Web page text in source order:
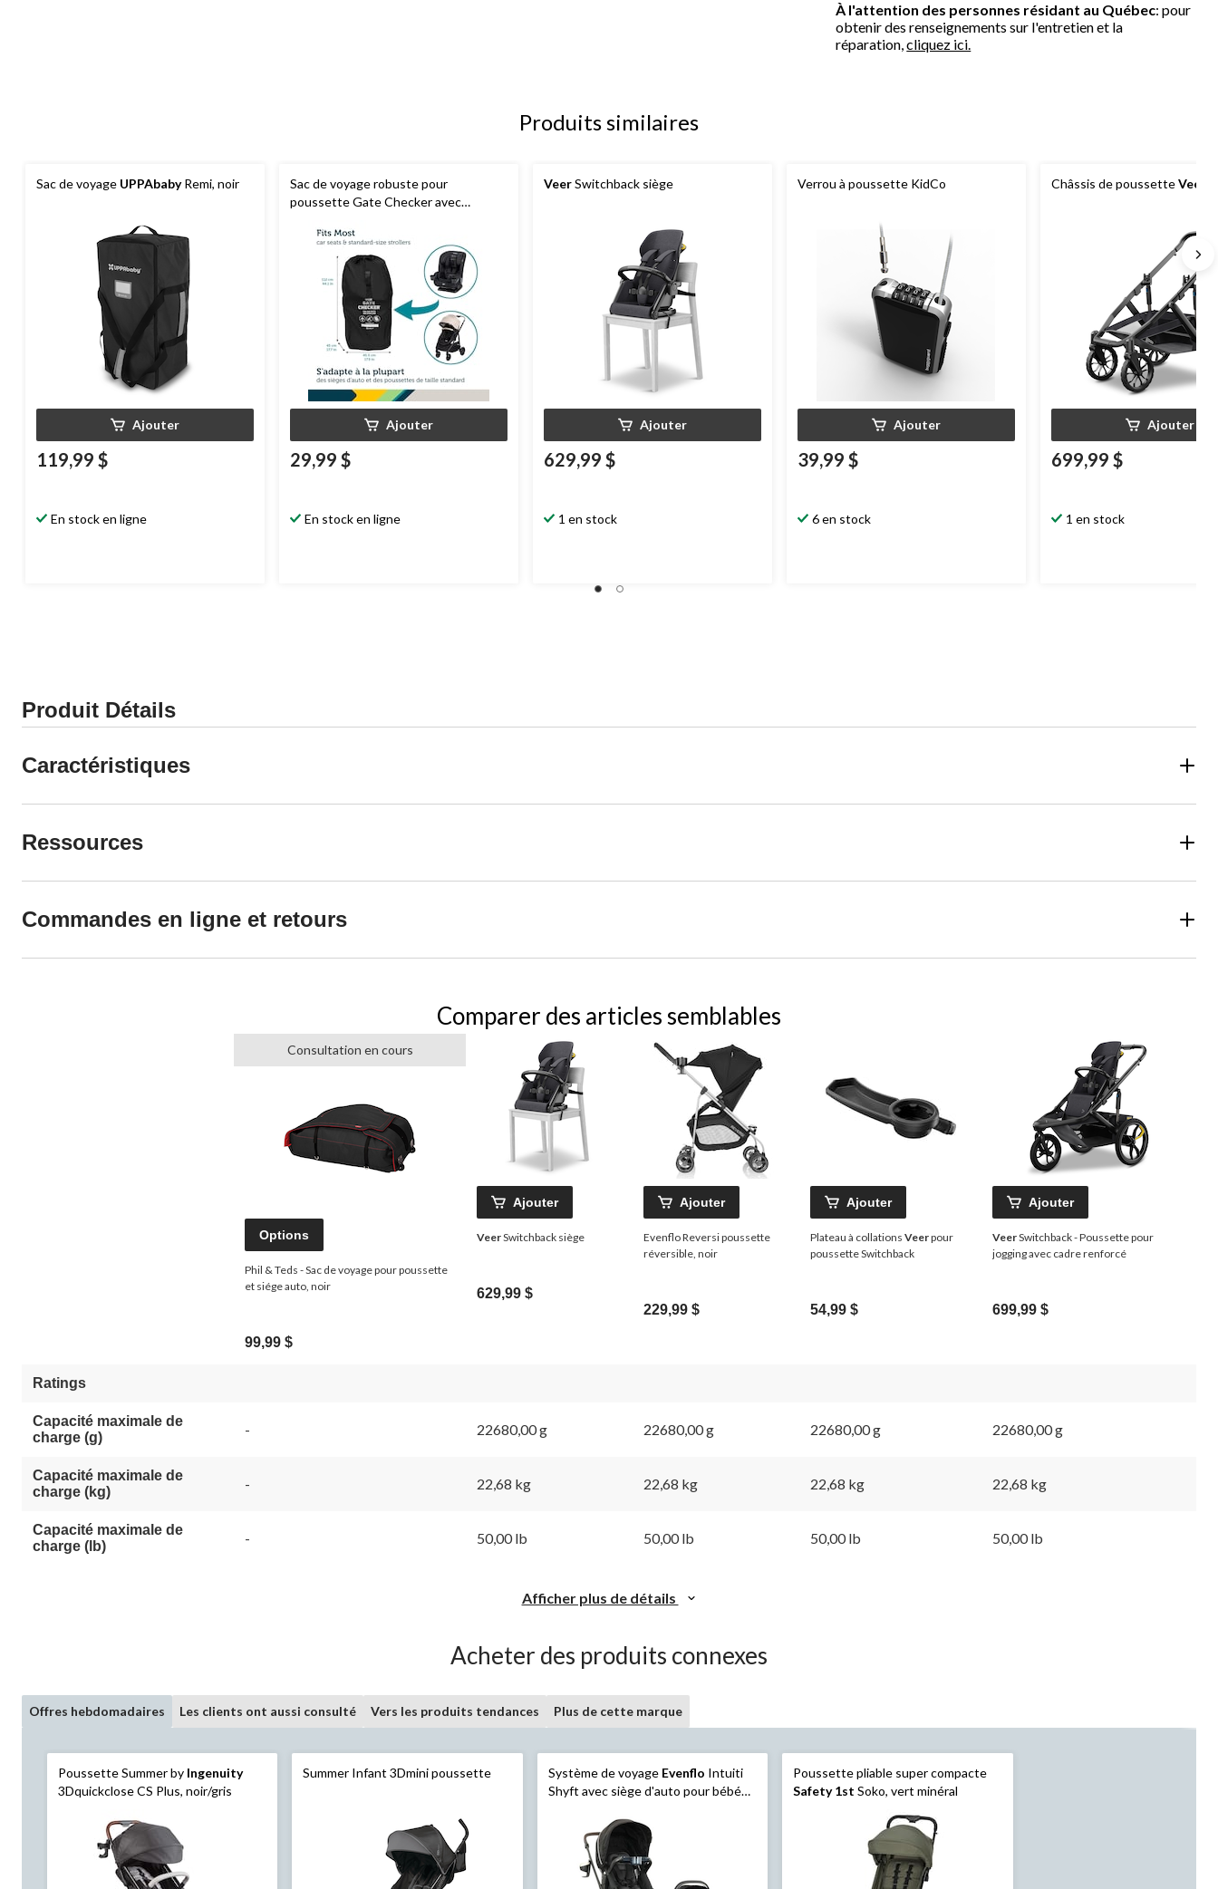
À l'attention des personnes résidant au Québec: pour
obtenir des renseignements sur l'entretien et la
réparation,cliquez ici.
Produits similaires
Sac de voyage UPPAbabyRemi, noir
Ajouter
119,99 $
En stock en ligne
Sac de voyage robuste pour
poussette Gate Checker avec
Ajouter
29,99 $
En stock en ligne
VeerSwitchback siège
Ajouter
629,99 $
1 en stock
Verrou à poussette KidCo
Ajouter
39,99 $
6 en stock
Châssis de poussetteVeer
Ajouter
699,99 $
1 en stock
Produit Détails
Caractéristiques
Ressources
Commandes en ligne et retours
Comparer des articles semblables
Consultation en cours
Options
Phil & Teds - Sac de voyage pour poussette
et siége auto, noir
99,99 $
Ajouter
VeerSwitchback siège
629,99 $
Ajouter
Evenflo Reversi poussette
réversible, noir
229,99 $
Ajouter
Plateau à collations Veerpour
poussette Switchback
54,99 $
Ajouter
VeerSwitchback - Poussette pour
jogging avec cadre renforcé
699,99 $
Ratings
Capacité maximale de
charge (g)
- 22680,00 g 22680,00 g 22680,00 g 22680,00 g
Capacité maximale de
charge (kg)
- 22,68 kg 22,68 kg 22,68 kg 22,68 kg
Capacité maximale de
charge (lb)
- 50,00 lb 50,00 lb 50,00 lb 50,00 lb
Afficher plus de détails
Acheter des produits connexes
Offres hebdomadaires Les clients ont aussi consulté Vers les produits tendances Plus de cette marque
Poussette Summer by Ingenuity
3Dquickclose CS Plus, noir/gris
Summer Infant 3Dmini poussette Système de voyage Evenflo Intuiti
Shyft avec siège d'auto pour bébé
Poussette pliable super compacte
Safety 1st Soko, vert minéral